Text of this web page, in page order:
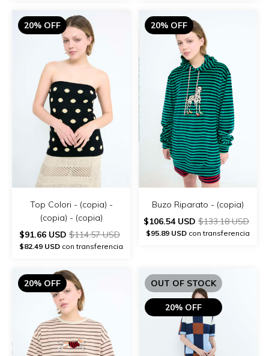
20% OFF
Top Colori - (copia) -
(copia) - (copia)
$91.66 USD $114.57 USD
$82.49 USD con transferencia
20% OFF
Buzo Riparato - (copia)
$106.54 USD $133.18 USD
$95.89 USD con transferencia
20% OFF OUT OF STOCK
20% OFF